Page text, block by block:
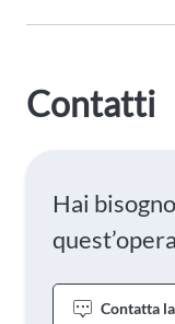
Contatti
Hai
Contatta